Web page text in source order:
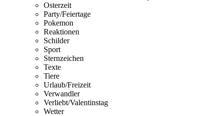
Osterzeit
Party/Feiertage
Pokemon
Reaktionen
Schilder
Sport
Sternzeichen
Texte
Tiere
Urlaub/Freizeit
Verwandler
Verliebt/Valentinstag
Wetter